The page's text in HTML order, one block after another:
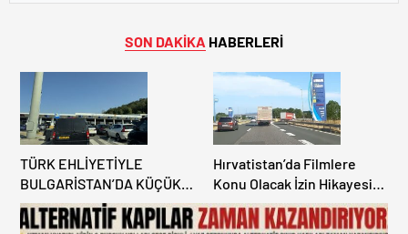
SON DAKİKA HABERLERİ
TÜRK EHLİYETİYLE
BULGARİSTAN’DA KÜÇÜK
HATA, ARACINA 6 AY EL
KONULMASINA YOL AÇTI
Hırvatistan’da Filmlere
Konu Olacak İzin Hikayesi:
Benzinlikte Eşini Unuttu!